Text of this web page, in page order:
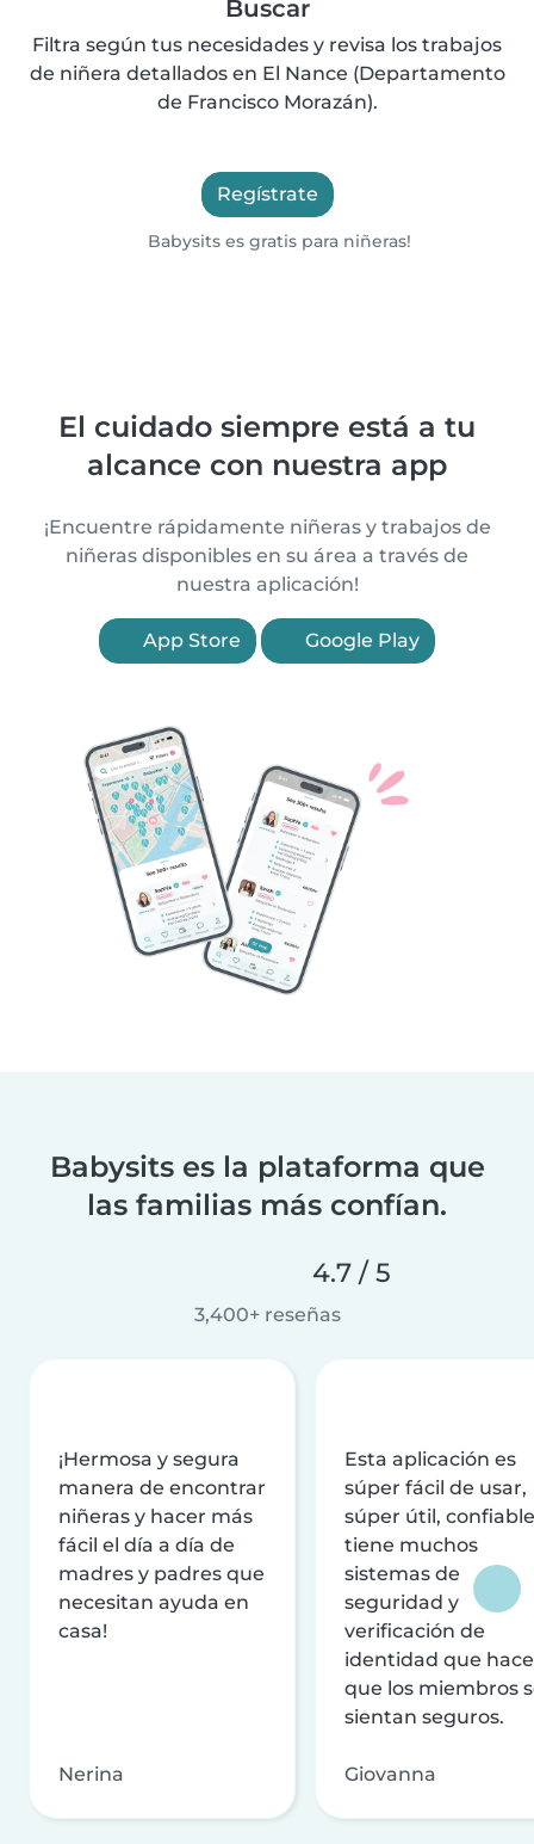
Buscar
Filtra según tus necesidades y revisa los trabajos
de niñera detallados en El Nance (Departamento
de Francisco Morazán).
Regístrate
Babysits es gratis para niñeras!
El cuidado siempre está a tu
alcance con nuestra app
¡Encuentre rápidamente niñeras y trabajos de
niñeras disponibles en su área a través de
nuestra aplicación!
App Store Google Play
Babysits es la plataforma que
las familias más confían.
4.7 / 5
3,400+ reseñas
¡Hermosa y segura
manera de encontrar
niñeras y hacer más
fácil el día a día de
madres y padres que
necesitan ayuda en
casa!
Nerina
Esta aplicación es
súper fácil de usar,
súper útil,
tiene muchos
sistemas de
seguridad y
verificación de
identidad que
que los miembros
sientan seguros.
Giovanna